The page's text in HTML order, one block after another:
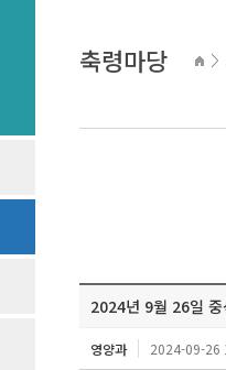
축령마당 >
2024년 9월 26일 중
영양과 2024-09-26